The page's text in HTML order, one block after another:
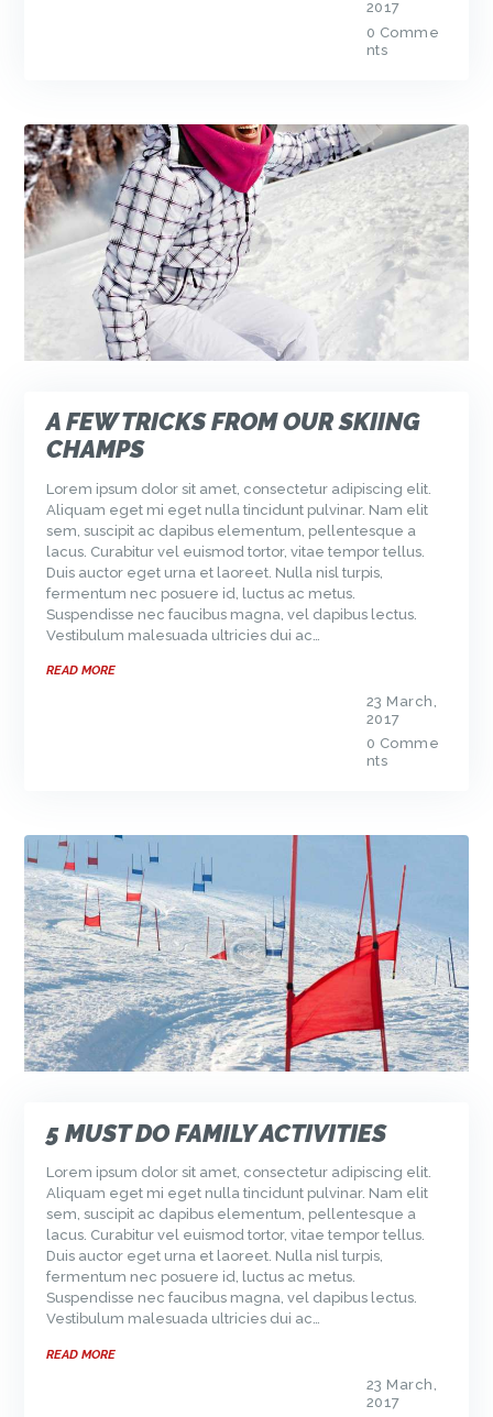
2017
0 Comme
nts
A FEW TRICKS FROM OUR SKIING
CHAMPS
Lorem ipsum dolor sit amet, consectetur adipiscing elit.
Aliquam eget mi eget nulla tincidunt pulvinar. Nam elit
sem, suscipit ac dapibus elementum, pellentesque a
lacus. Curabitur vel euismod tortor, vitae tempor tellus.
Duis auctor eget urna et laoreet. Nulla nisl turpis,
fermentum nec posuere id, luctus ac metus.
Suspendisse nec faucibus magna, vel dapibus lectus.
Vestibulum malesuada ultricies dui ac…
READ MORE
23 March,
2017
0 Comme
nts
5 MUST DO FAMILY ACTIVITIES
Lorem ipsum dolor sit amet, consectetur adipiscing elit.
Aliquam eget mi eget nulla tincidunt pulvinar. Nam elit
sem, suscipit ac dapibus elementum, pellentesque a
lacus. Curabitur vel euismod tortor, vitae tempor tellus.
Duis auctor eget urna et laoreet. Nulla nisl turpis,
fermentum nec posuere id, luctus ac metus.
Suspendisse nec faucibus magna, vel dapibus lectus.
Vestibulum malesuada ultricies dui ac…
READ MORE
23 March,
2017